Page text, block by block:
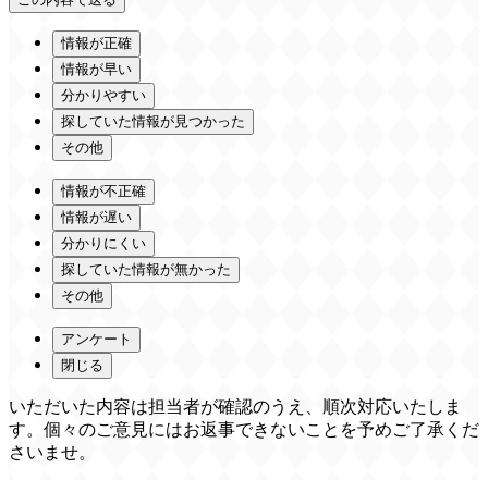
情報が正確
情報が早い
分かりやすい
探していた情報が見つかった
その他
情報が不正確
情報が遅い
分かりにくい
探していた情報が無かった
その他
アンケート
閉じる
いただいた内容は担当者が確認のうえ、順次対応いたしま
す。個々のご意見にはお返事できないことを予めご了承くだ
さいませ。